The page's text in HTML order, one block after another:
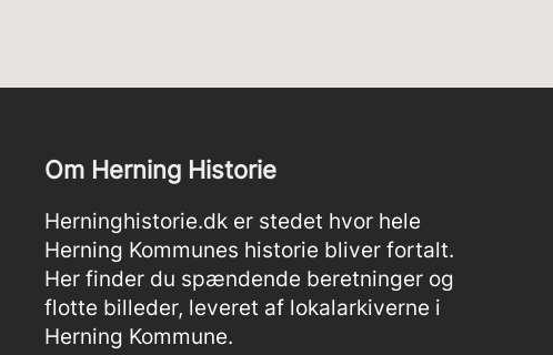
Om Herning Historie
Herninghistorie.dk er stedet hvor hele
Herning Kommunes historie bliver fortalt.
Her finder du spændende beretninger og
flotte billeder, leveret af lokalarkiverne i
Herning Kommune.